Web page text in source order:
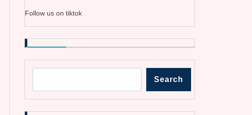
Follow us on tiktok
Search